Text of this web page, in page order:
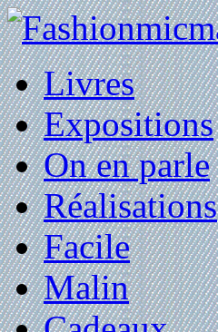
Livres
Expositions
On en parle
Réalisations
Facile
Malin